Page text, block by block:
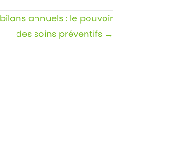
annuels : le pouvoir
des soins préventifs →